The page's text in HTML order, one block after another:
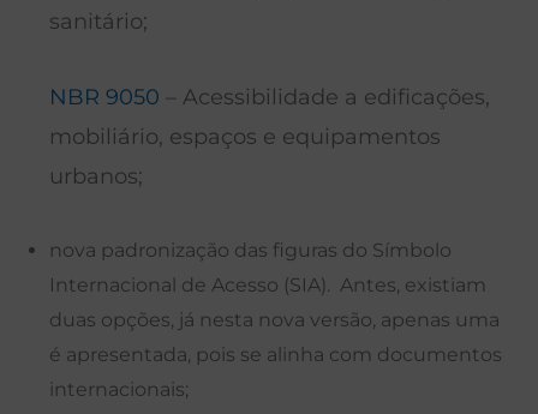
sanitário;
NBR 9050 – Acessibilidade a edificações,
mobiliário, espaços e equipamentos
urbanos;
nova padronização das figuras do Símbolo
Internacional de Acesso (SIA). Antes, existiam
duas opções, já nesta nova versão, apenas uma
é apresentada, pois se alinha com documentos
internacionais;